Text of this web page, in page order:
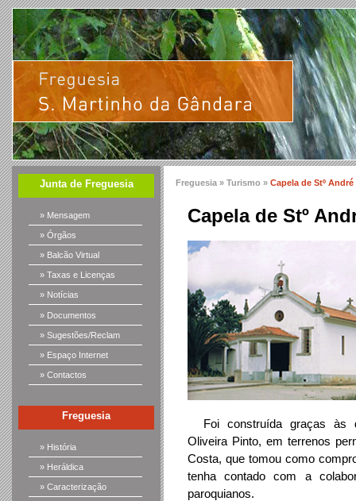
Junta de Freguesia
» Mensagem
» Órgãos
» Balcão Virtual
» Taxas e Licenças
» Notícias
» Documentos
» Sugestões/Reclam
» Espaço Internet
» Contactos
Freguesia
» História
» Heráldica
» Caracterização
Freguesia » Turismo » Capela de Stº André
Capela de Stº
Foi construída graças às
Oliveira Pinto, em terrenos
Costa, que tomou como
tenha contado com a
paroquianos.